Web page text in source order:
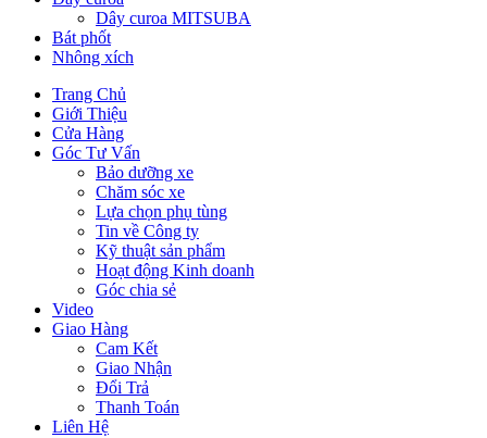
Dây curoa MITSUBA
Bát phốt
Nhông xích
Trang Chủ
Giới Thiệu
Cửa Hàng
Góc Tư Vấn
Bảo dưỡng xe
Chăm sóc xe
Lựa chọn phụ tùng
Tin về Công ty
Kỹ thuật sản phẩm
Hoạt động Kinh doanh
Góc chia sẻ
Video
Giao Hàng
Cam Kết
Giao Nhận
Đổi Trả
Thanh Toán
Liên Hệ